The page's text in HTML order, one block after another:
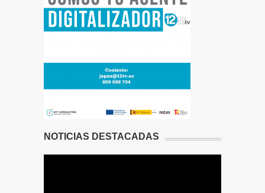
NOTICIAS DESTACADAS